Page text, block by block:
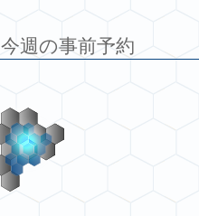
今週の事前予約